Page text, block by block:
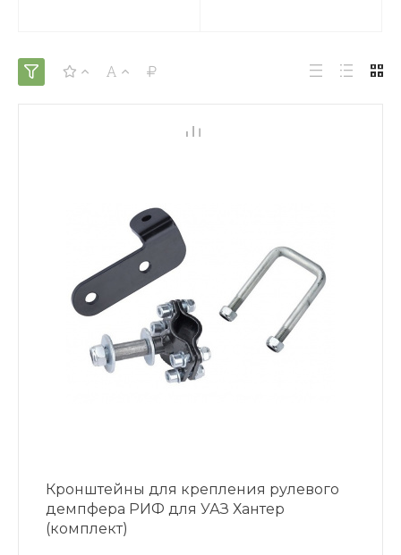
Кронштейны для крепления рулевого
демпфера РИФ для УАЗ Хантер
(комплект)